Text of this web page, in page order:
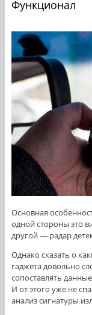
Функционал
Основная
одной стороны это
другой — радар
Однако сказать о
гаджета довольно
сопоставлять
И от этого уже не
анализ сигнатуры